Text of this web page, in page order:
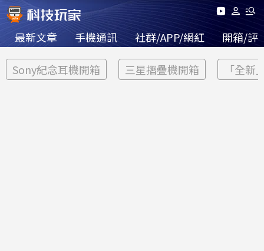
最新文章 手機通訊 社群/APP/網紅 開箱/評
Sony紀念耳機開箱 三星摺疊機開箱 「全新